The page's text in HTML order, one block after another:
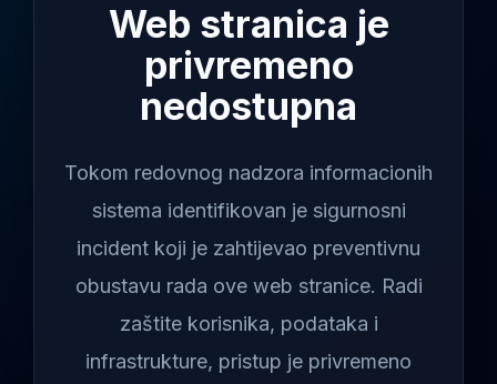
Web stranica je
privremeno
nedostupna
Tokom redovnog nadzora informacionih
sistema identifikovan je sigurnosni
incident koji je zahtijevao preventivnu
obustavu rada ove web stranice. Radi
zaštite korisnika, podataka i
infrastrukture, pristup je privremeno